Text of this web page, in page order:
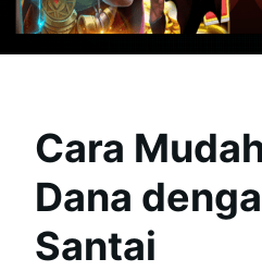
Cara
Dana
Santai